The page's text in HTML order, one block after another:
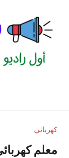
المحتوى
الكويت
للاعلانات
بالكويت
كهربائي
معلم